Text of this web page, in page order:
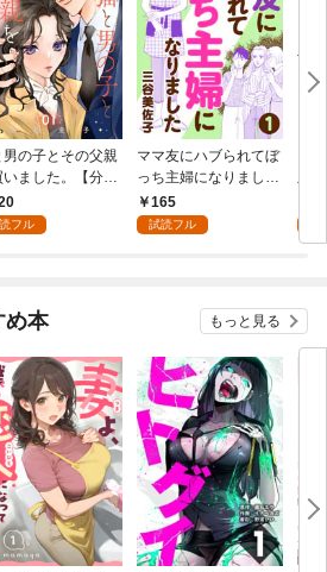
男の子とその父親
いました。【分冊
1
フル
ママ友にハブられてぼ
っち主婦になりました
【分冊版】 1
165
試読フル
版
め本 もっと見る